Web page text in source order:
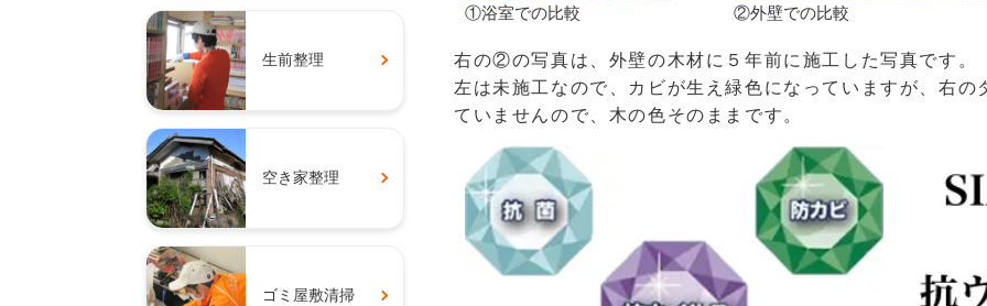
①浴室での比較 ②外壁での比較
右の②の写真は、外壁の木材に５年前に施工した写真です。
左は未施工なので、カビが生え緑色になっていますが、右
ていませんので、木の色そのままです。
生前整理
空き家整理
ゴミ屋敷清掃